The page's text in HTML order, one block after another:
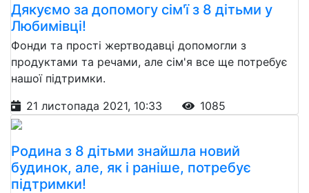
Дякуємо за допомогу сім'ї з 8 дітьми у
Любимівці!
Фонди та прості жертводавці допомогли з
продуктами та речами, але сім'я все ще потребує
нашої підтримки.
21 листопада 2021, 10:33
1085
Родина з 8 дітьми знайшла новий
будинок, але, як і раніше, потребує
підтримки!